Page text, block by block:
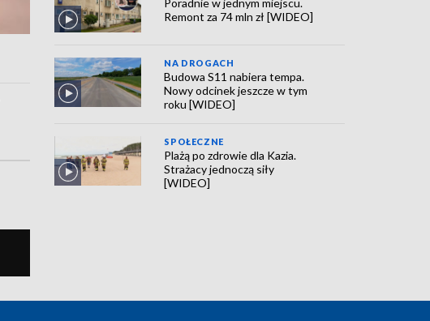
Remont za 74 mln zł [WIDEO]
NA DROGACH
Budowa S11 nabiera tempa.
Nowy odcinek jeszcze w tym
roku [WIDEO]
SPOŁECZNE
Plażą po zdrowie dla Kazia.
Strażacy jednoczą siły
[WIDEO]